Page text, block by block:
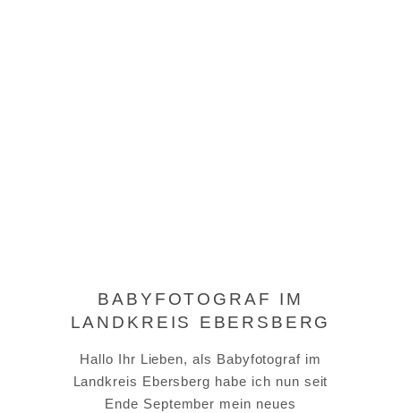
BABYFOTOGRAF IM
LANDKREIS EBERSBERG
Hallo Ihr Lieben, als Babyfotograf im
Landkreis Ebersberg habe ich nun seit
Ende September mein neues